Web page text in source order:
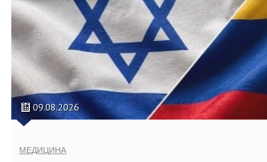
09.08.2026
МЕДИЦИНА